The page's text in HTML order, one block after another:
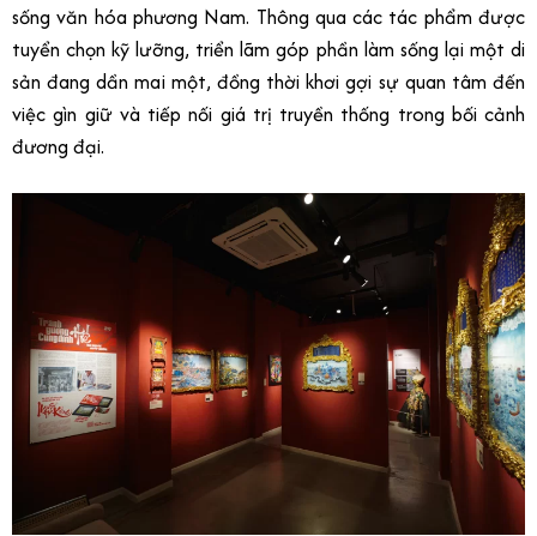
sống văn hóa phương Nam. Thông qua các tác phẩm được
tuyển chọn kỹ lưỡng, triển lãm góp phần làm sống lại một di
sản đang dần mai một, đồng thời khơi gợi sự quan tâm đến
việc gìn giữ và tiếp nối giá trị truyền thống trong bối cảnh
đương đại.